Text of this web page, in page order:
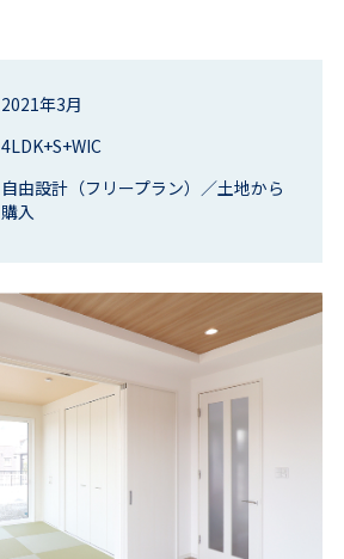
2021年3月
4LDK+S+WIC
自由設計（フリープラン）／土地から
購入